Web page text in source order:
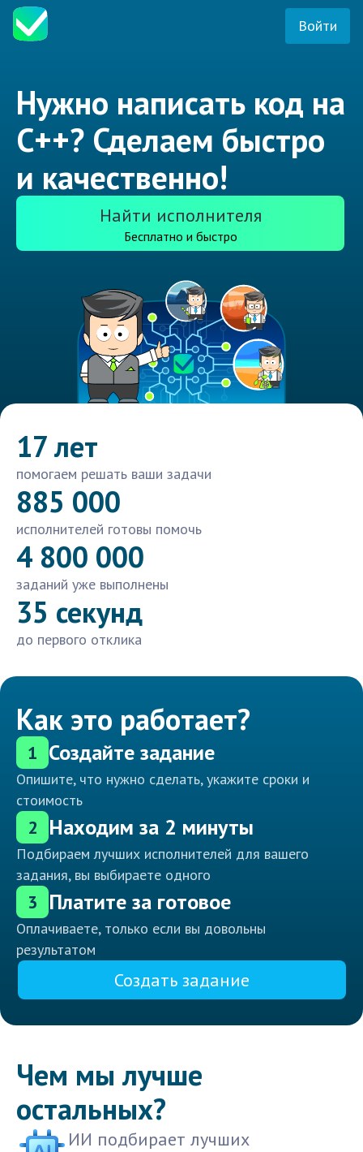
Войти
Нужно написать код на
C++? Сделаем быстро
и качественно!
Найти исполнителя
Бесплатно и быстро
17 лет
помогаем решать ваши задачи
885 000
исполнителей готовы помочь
4 800 000
заданий уже выполнены
35 секунд
до первого отклика
Как это работает?
1 Создайте задание
Опишите, что нужно сделать, укажите сроки и
стоимость
2 Находим за 2 минуты
Подбираем лучших исполнителей для вашего
задания, вы выбираете одного
3 Платите за готовое
Оплачиваете, только если вы довольны
результатом
Создать задание
Чем мы лучше
остальных?
ИИ подбирает лучших